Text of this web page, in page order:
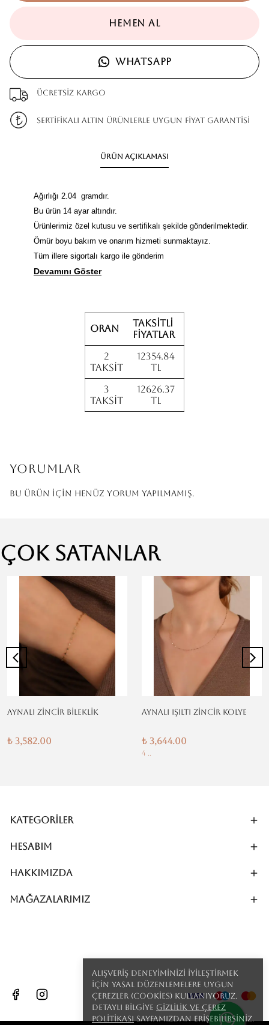
Alışveriş deneyiminizi iyileştirmek
için yasal düzenlemelere uygun
çerezler (cookies) kullanıyoruz.
Detaylı bilgiye Gizlilik ve Çerez
Politikasısayfamızdan erişebilirsiniz.
HEMEN AL
WHATSAPP
Ücretsiz kargo
SERTİFİKALI ALTIN ÜRÜNLERLE UYGUN FİYAT GARANTİSİ
Ürün Açıklaması
Ağırlığı 2.04 gramdır.
Bu ürün 14 ayar altındır.
Ürünlerimiz özel kutusu ve sertifikalı şekilde gönderilmektedir.
Ömür boyu bakım ve onarım hizmeti sunmaktayız.
Tüm illere sigortalı kargo ile gönderim
Devamını Göster
Oran
Taksitli
fiyatlar
2
Taksit
12354.84
TL
3
Taksit
12626.37
TL
Yorumlar
Bu ürün için henüz yorum yapılmamış.
Çok Satanlar
AYNALI ZİNCİR BİLEKLİK
₺ 3,582.00
AYNALI IŞILTI ZİNCİR KOLYE
₺ 3,644.00
4 ..
Kategoriler
Hesabım
Hakkımızda
MAĞAZALARIMIZ